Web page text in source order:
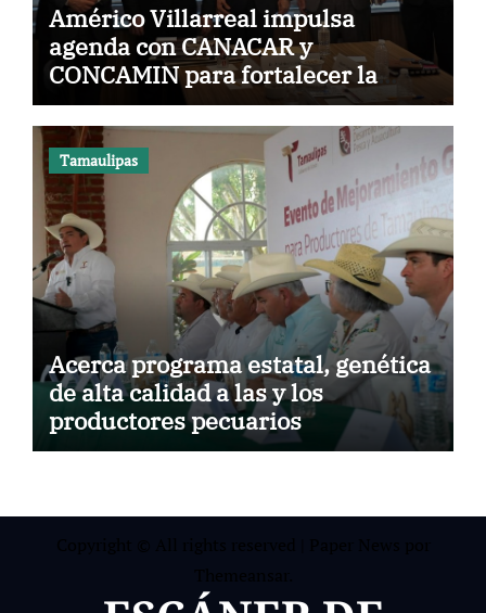
Américo Villarreal impulsa
agenda con CANACAR y
CONCAMIN para fortalecer la
competitividad de Tamaulipas
Tamaulipas
Acerca programa estatal, genética
de alta calidad a las y los
productores pecuarios